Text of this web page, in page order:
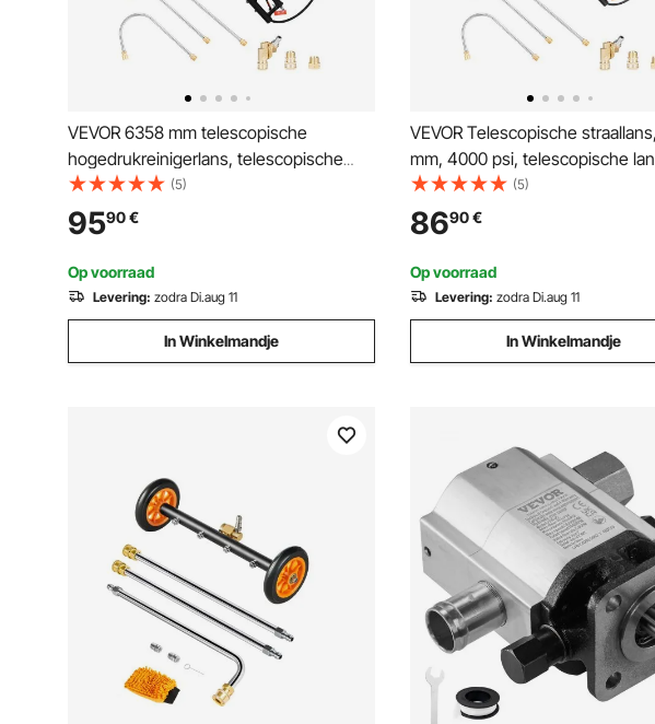
VEVOR 6358 mm telescopische
hogedrukreinigerlans, telescopische
spuitlans, 4000 PSI telescopische
spuitlans met verlengstangen,
borstelkop, draaibare koppeling, 7
sproeiers, steunband, voor dakgoten
(5)
9590€
Op voorraad
Levering: zodra Di.aug 11
In Winkelmandje
VEVOR Telescopische
mm, 4000 psi, telescopische
verlengstukken voor
dakgootreiniger, draaibare
sproeikoppen en verstelbare
(5)
8690€
Op voorraad
Levering: zodra Di.aug 11
In Winkelmandje